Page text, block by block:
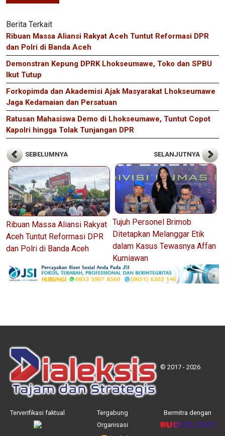
Berita Terkait
Ribuan Massa Aliansi Rakyat Aceh Tuntut Reformasi DPR
dan Polri di Banda Aceh
Demonstran Kepung DPRK Lhokseumawe, Toko dan SPBU
Ikut Tutup
Forkopimda dan Akademisi Ajak Masyarakat Lhokseumawe
Jaga Kedamaian dan Persatuan
Ratusan Mahasiswa Demo di Lhokseumawe, Tuntut Copot
Kapolri hingga Tolak Tunjangan DPR
SEBELUMNYA
Ribuan Massa Aliansi Rakyat
Aceh Tuntut Reformasi DPR
dan Polri di Banda Aceh
SELANJUTNYA
Tujuh Personel Brimob
Ditetapkan Melanggar Etik
dalam Kasus Tewasnya Affan
Kurniawan
© 2017 - 2026
Terverifikasi faktual
Tergabung
Organisasi
Bermitra dengan